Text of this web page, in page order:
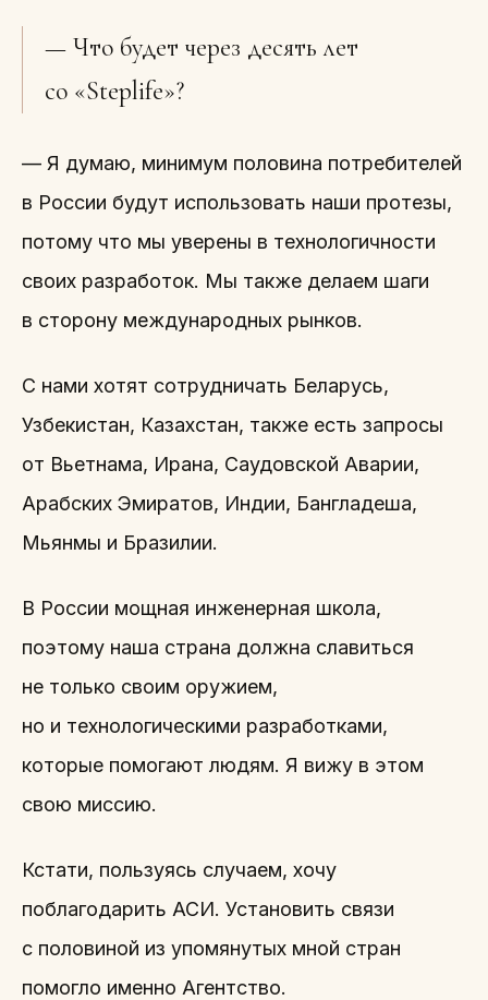
— Что будет через десять лет
со «Steplife»?
— Я думаю, минимум половина потребителей
в России будут использовать наши протезы,
потому что мы уверены в технологичности
своих разработок. Мы также делаем шаги
в сторону международных рынков.
С нами хотят сотрудничать Беларусь,
Узбекистан, Казахстан, также есть запросы
от Вьетнама, Ирана, Саудовской Аварии,
Арабских Эмиратов, Индии, Бангладеша,
Мьянмы и Бразилии.
В России мощная инженерная школа,
поэтому наша страна должна славиться
не только своим оружием,
но и технологическими разработками,
которые помогают людям. Я вижу в этом
свою миссию.
Кстати, пользуясь случаем, хочу
поблагодарить АСИ. Установить связи
с половиной из упомянутых мной стран
помогло именно Агентство.